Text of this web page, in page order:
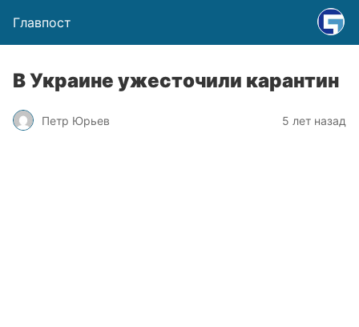
Главпост
В Украине ужесточили карантин
Петр Юрьев 5 лет назад